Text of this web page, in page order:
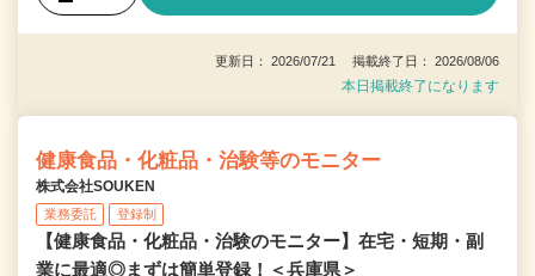
更新日： 2026/07/21 掲載終了日： 2026/08/06
本日掲載終了になります
健康食品・化粧品・治験等のモニター
株式会社SOUKEN
業務委託 登録制
【健康食品・化粧品・治験のモニター】在宅・短期・副
業に最適◎まずは簡単登録！＜兵庫県＞